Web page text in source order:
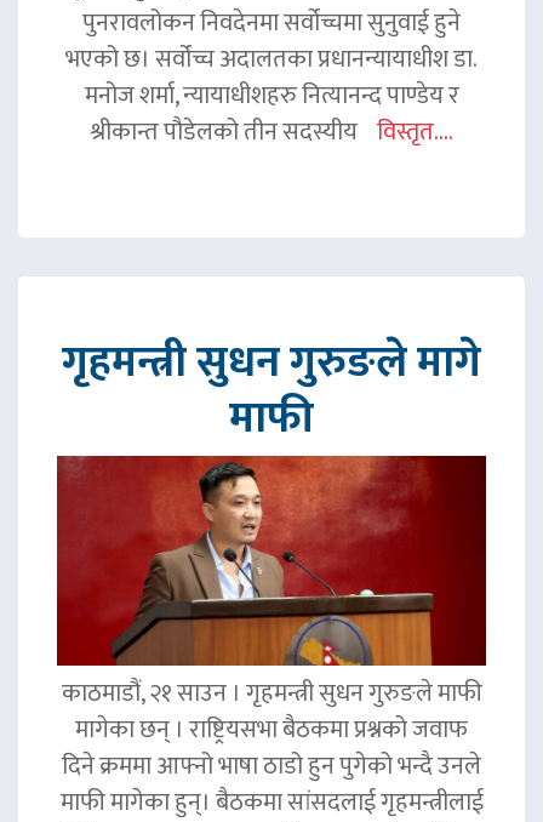
पुनरावलोकन निवदेनमा सर्वोच्चमा सुनुवाई हुने
भएको छ। सर्वोच्च अदालतका प्रधानन्यायाधीश डा.
मनोज शर्मा, न्यायाधीशहरु नित्यानन्द पाण्डेय र
श्रीकान्त पौडेलको तीन सदस्यीय विस्तृत....
गृहमन्त्री सुधन गुरुङले मागे
माफी
काठमाडौं, २१ साउन । गृहमन्त्री सुधन गुरुङले माफी
मागेका छन् । राष्ट्रियसभा बैठकमा प्रश्नको जवाफ
दिने क्रममा आफ्नो भाषा ठाडो हुन पुगेको भन्दै उनले
माफी मागेका हुन्। बैठकमा सांसदलाई गृहमन्त्रीलाई